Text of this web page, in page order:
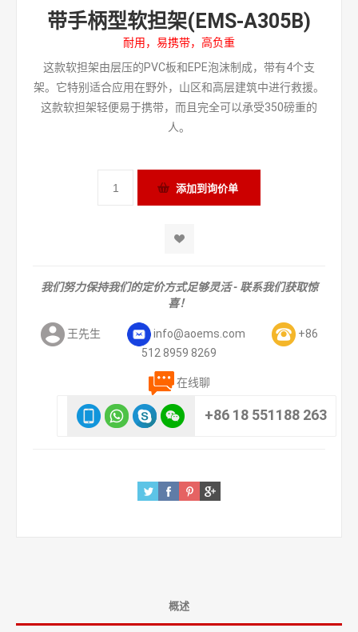
带手柄型软担架(EMS-A305B)
耐用，易携带，高负重
这款软担架由层压的PVC板和EPE泡沫制成，带有4个支
架。它特别适合应用在野外，山区和高层建筑中进行救援。
这款软担架轻便易于携带，而且完全可以承受350磅重的
人。
我们努力保持我们的定价方式足够灵活 - 联系我们获取惊
喜！
王先生 info@aoems.com
+86
512 8959 8269
在线聊
+86 18 551188 263
概述